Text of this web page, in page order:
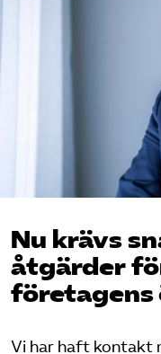
Logga in på
Sök på
Nu krävs
åtgärder
företagens
Vi har haft kontakt